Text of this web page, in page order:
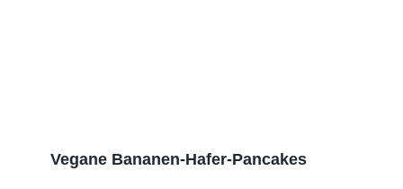
Vegane Bananen-Hafer-Pancakes